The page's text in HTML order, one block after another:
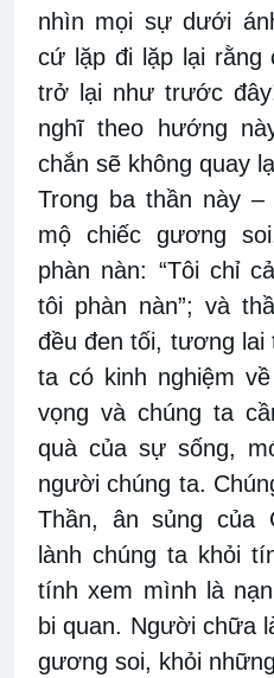
nhìn mọi sự dưới
cứ lặp đi lặp lại rằng
trở lại như trước
nghĩ theo hướng
chắn sẽ không quay
Trong ba thần này
mộ chiếc gương
phàn nàn: “Tôi chỉ
tôi phàn nàn”; và
đều đen tối, tương lai
ta có kinh nghiệm
vọng và chúng ta
quà của sự sống,
người chúng ta.
Thần, ân sủng của
lành chúng ta khỏi
tính xem mình là
bi quan. Người chữa
gương soi, khỏi